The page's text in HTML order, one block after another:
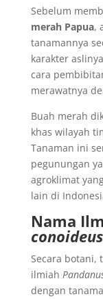
Sebelum
merah Papua,
tanamannya
karakter
cara
merawatnya
Buah merah
khas wilayah
Tanaman ini
pegunungan
agroklimat
lain di
Nama
conoideus
Secara botani,
ilmiah
dengan